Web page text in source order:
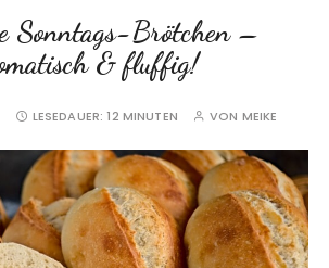
Sonntags-Brötchen –
& fluffig!
LESEDAUER:12 MINUTEN VON MEIKE